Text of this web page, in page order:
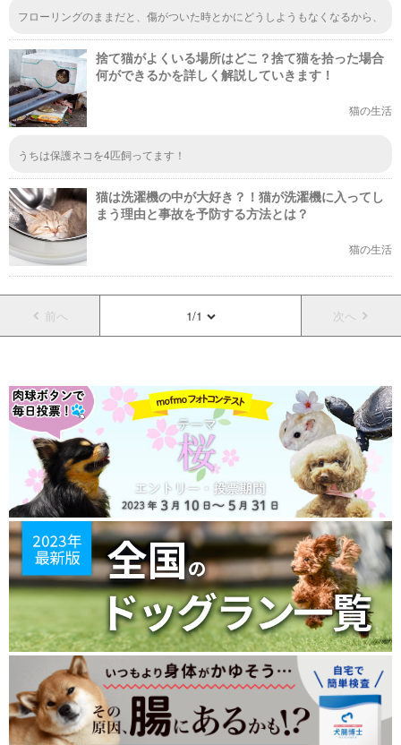
フローリングのままだと、傷がついた時とかにどうしようもなくなるから、
がすごいことになったら、また買い換えて新しいのを引けば済むだけになり
ますから。
捨て猫がよくいる場所はどこ？捨て猫を拾った場合
何ができるかを詳しく解説していきます！
猫の生活
うちは保護ネコを4匹飼ってます！
猫は洗濯機の中が大好き？！猫が洗濯機に入ってし
まう理由と事故を予防する方法とは？
猫の生活
前へ 1/1 次へ